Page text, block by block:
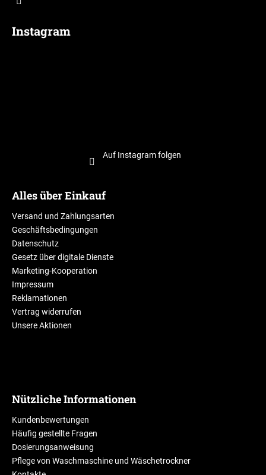
Instagram
Auf Instagram folgen
Alles über Einkauf
Versand und Zahlungsarten
Geschäftsbedingungen
Datenschutz
Gesetz über digitale Dienste
Marketing-Kooperation
Impressum
Reklamationen
Vertrag widerrufen
Unsere Aktionen
Nützliche Informationen
Kundenbewertungen
Häufig gestellte Fragen
Dosierungsanweisung
Pflege von Waschmaschine und Wäschetrockner